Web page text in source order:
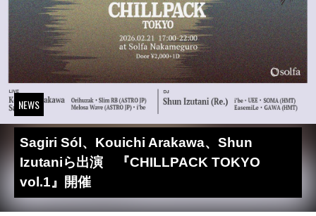
NEWS
Sagiri Sól、Kouichi Arakawa、Shun
Izutaniら出演 『CHILLPACK TOKYO
vol.1』開催